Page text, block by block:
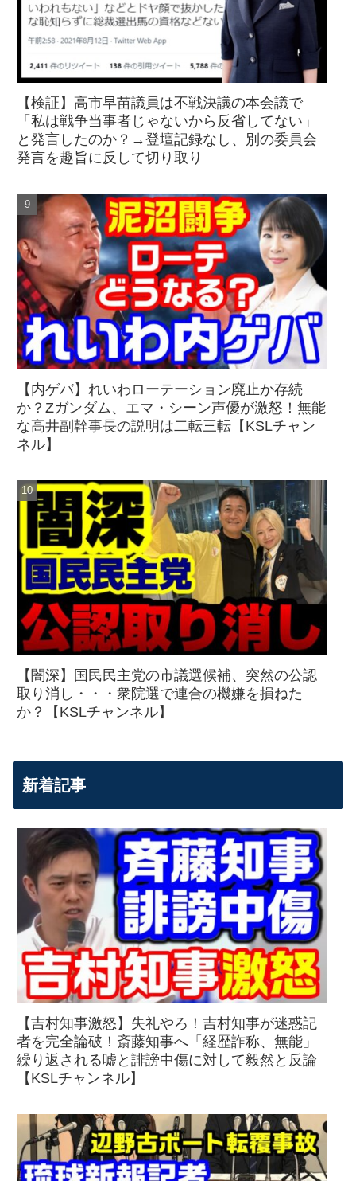
【検証】高市早苗議員は不戦決議の本会議で
「私は戦争当事者じゃないから反省してない」
と発言したのか？→登壇記録なし、別の委員会
発言を趣旨に反して切り取り
【内ゲバ】れいわローテーション廃止か存続
か？Zガンダム、エマ・シーン声優が激怒！無能
な高井副幹事長の説明は二転三転【KSLチャン
ネル】
【闇深】国民民主党の市議選候補、突然の公認
取り消し・・・衆院選で連合の機嫌を損ねた
か？【KSLチャンネル】
新着記事
【吉村知事激怒】失礼やろ！吉村知事が迷惑記
者を完全論破！斎藤知事へ「経歴詐称、無能」
繰り返される嘘と誹謗中傷に対して毅然と反論
【KSLチャンネル】